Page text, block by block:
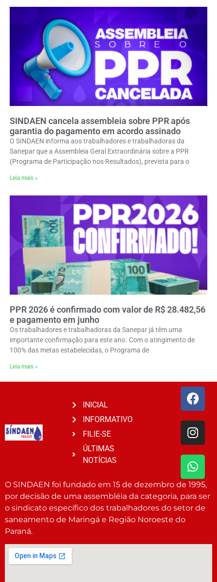
SINDAEN cancela assembleia sobre PPR após
garantia do pagamento em acordo assinado
O SINDAEN informa aos trabalhadores e trabalhadoras da
Sanepar que a Assembleia Geral Extraordinária sobre a PPR
(Programa de Participação nos Resultados), prevista para o
Leia mais »
PPR 2026 é confirmado com valor de R$ 28.482,56
e pagamento em junho
Os trabalhadores e trabalhadoras da Sanepar já têm uma
importante confirmação para este ano. Com o atingimento de
100% das metas estabelecidas, o Programa de
Leia mais »
INICIAL
INFORMATIVO
FILIE-SE
ÚLTIMAS
NOTÍCIAS
O SINDAEN foi fundado em 15 de dezembro de 1995,
por decisão de uma assembléia da categoria, para ser
o sindicato específico dos trabalhadores do setor de
saneamento de Maringá e Região Noroeste do
Paraná.